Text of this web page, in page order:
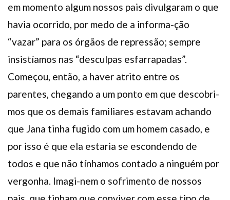
em momento algum nossos pais divulgaram o que
havia ocorrido, por medo de a informa-ção
“vazar” para os órgãos de repressão; sempre
insistíamos nas “desculpas esfarrapadas”.
Começou, então, a haver atrito entre os
parentes, chegando a um ponto em que descobri-
mos que os demais familiares estavam achando
que Jana tinha fugido com um homem casado, e
por isso é que ela estaria se escondendo de
todos e que não tínhamos contado a ninguém por
vergonha. Imagi-nem o sofrimento de nossos